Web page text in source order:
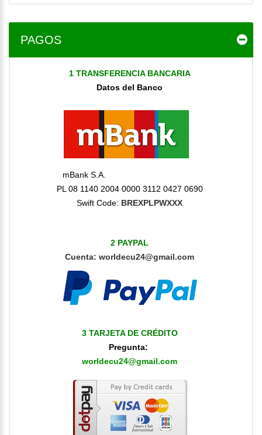
PAGOS
1 TRANSFERENCIA BANCARIA
Datos del Banco
mBank S.A.
PL 08 1140 2004 0000 3112 0427 0690
Swift Code: BREXPLPWXXX
2 PAYPAL
Cuenta: worldecu24@gmail.com
3 TARJETA DE CRÉDITO
Pregunta:
worldecu24@gmail.com